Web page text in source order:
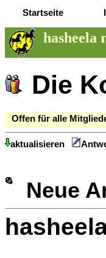
Startseite
hasheela
Die
Offen für alle
aktualisieren
Neue